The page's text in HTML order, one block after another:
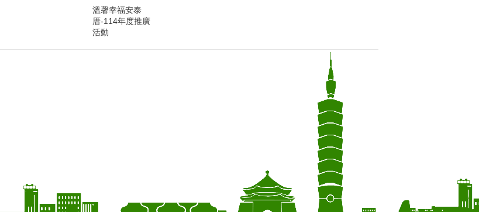
溫馨幸福安泰
厝-114年度推廣
活動